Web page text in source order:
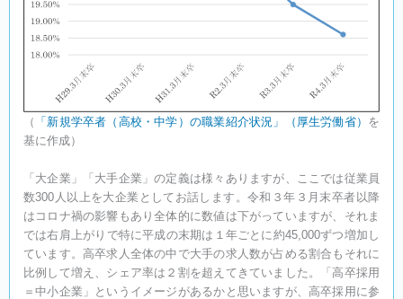
（ 「新規学卒者（高校・中学）の職業紹介状況」（厚生労働省） を
基に作成）
「大企業」「大手企業」の定義は様々ありますが、ここでは従業員
数300人以上を大企業としてお話します。令和３年３月末卒者以降
はコロナ禍の影響もあり全体的に数値は下がっていますが、それま
では右肩上がりで特に平成の末期は１年ごとに約45,000ずつ増加し
ています。高卒求人全体の中で大手の求人数が占める割合もそれに
比例して増え、シェア率は２割を超えてきていました。「高卒採用
＝中小企業」というイメージがあるかと思いますが、高卒採用に参